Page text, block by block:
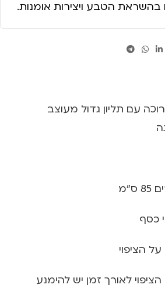
בהשראת הטבע ויצירות אומנות.
עם תליון גדול מעוצב
כסף
הציפוי
לאורך זמן יש להימנע